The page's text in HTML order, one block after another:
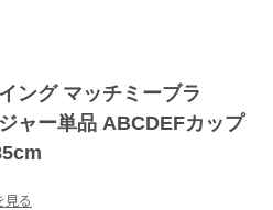
ング マッチミーブラ
ャー単品 ABCDEFカップ
見る